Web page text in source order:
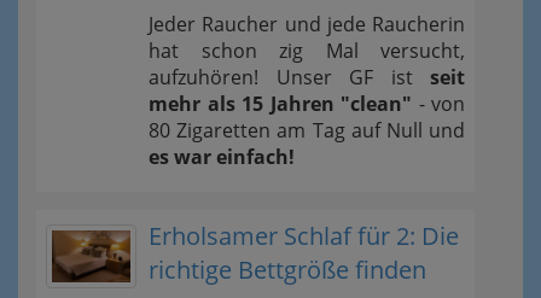
Jeder Raucher und jede Raucherin
hat schon zig Mal versucht,
aufzuhören! Unser GF ist seit
mehr als 15 Jahren "clean" - von
80 Zigaretten am Tag auf Null und
es war einfach!
Erholsamer Schlaf für 2: Die
richtige Bettgröße finden